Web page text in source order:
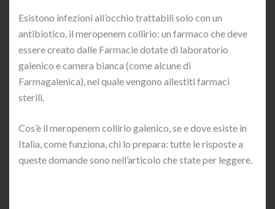
Esistono infezioni all’occhio trattabili solo con un
antibiotico, il meropenem collirio: un farmaco che deve
essere creato dalle Farmacie dotate di laboratorio
galenico e camera bianca (come alcune di
Farmagalenica), nel quale vengono allestiti farmaci
sterili.
Cos’è il meropenem collirio galenico, se e dove esiste in
Italia, come funziona, chi lo prepara: tutte le risposte a
queste domande sono nell’articolo che state per leggere.